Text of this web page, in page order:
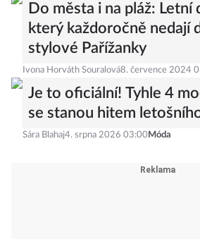
Do města i na pláž: Letní
který každoročně nedají
stylové Pařížanky
Ivona Horváth Souralová8. července 2024
Je to oficiální! Tyhle 4
se stanou hitem
Sára Blahaj4. srpna 2026 03:00 Móda